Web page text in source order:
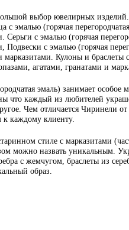
выбор ювелирных
с эмалью (горячая
с эмалью (горячая
Подвески с эмалью (горячая
Кулоны и
агатами, гранатами и
эмаль) занимает
что каждый из любителей
Чем отличается
каждому клиенту.
стиле с марказитами
можно назвать уникальным.
с жемчугом, браслеты из
образ.